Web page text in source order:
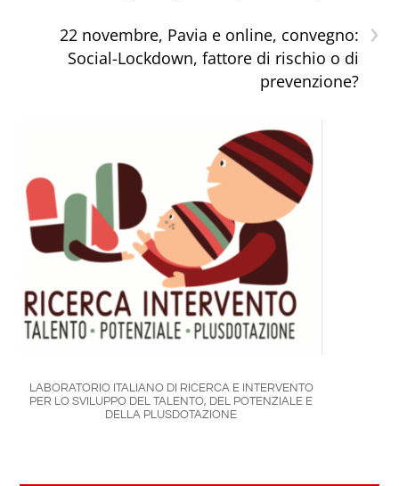
›
22 novembre, Pavia e online, convegno:
Social-Lockdown, fattore di rischio o di
prevenzione?
LABORATORIO ITALIANO DI RICERCA E INTERVENTO
PER LO SVILUPPO DEL TALENTO, DEL POTENZIALE E
DELLA PLUSDOTAZIONE